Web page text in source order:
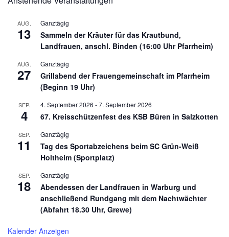
AUG.
13
Ganztägig
Sammeln der Kräuter für das Krautbund,
Landfrauen, anschl. Binden (16:00 Uhr Pfarrheim)
AUG.
27
Ganztägig
Grillabend der Frauengemeinschaft im Pfarrheim
(Beginn 19 Uhr)
SEP.
4
4. September 2026 -7. September 2026
67. Kreisschützenfest des KSB Büren in Salzkotten
SEP.
11
Ganztägig
Tag des Sportabzeichens beim SC Grün-Weiß
Holtheim (Sportplatz)
SEP.
18
Ganztägig
Abendessen der Landfrauen in Warburg und
anschließend Rundgang mit dem Nachtwächter
(Abfahrt 18.30 Uhr, Grewe)
Kalender Anzeigen